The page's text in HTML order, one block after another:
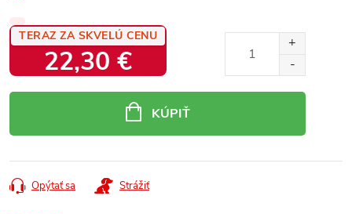
TERAZ ZA SKVELÚ CENU
22,30 €
KÚPIŤ
Opýtať sa Strážiť